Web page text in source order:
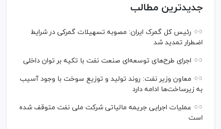
جدیدترین مطالب
رئیس کل گمرک ایران: مصوبه تسهیلات گمرکی در شرایط
اضطرار تمدید شد
اجرای طرح‌های توسعه‌ای صنعت نفت با تکیه بر توان داخلی
معاون وزیر نفت: روند تولید و توزیع سوخت با وجود آسیب
به زیرساخت‌ها ادامه دارد
عملیات اجرایی جریمه مالیاتی شرکت ملی نفت متوقف شده
است